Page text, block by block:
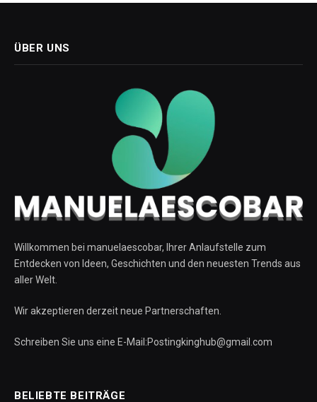
ÜBER UNS
Willkommen bei manuelaescobar, Ihrer Anlaufstelle zum
Entdecken von Ideen, Geschichten und den neuesten Trends aus
aller Welt.
Wir akzeptieren derzeit neue Partnerschaften.
Schreiben Sie uns eine E-Mail:Postingkinghub@gmail.com
BELIEBTE BEITRÄGE